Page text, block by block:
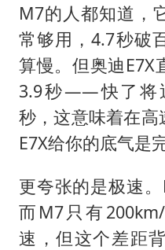
M7的人都知道，
常够用，4.7秒破
算慢。但奥迪E7X
3.9秒——快了将
秒，这意味着在高
E7X给你的底气是
更夸张的是极速
而M7只有
速，但这个差距